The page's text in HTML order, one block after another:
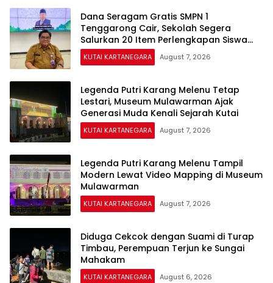
Dana Seragam Gratis SMPN 1
Tenggarong Cair, Sekolah Segera
Salurkan 20 Item Perlengkapan Siswa
Baru
KUTAI KARTANEGARA August 7, 2026
Legenda Putri Karang Melenu Tetap
Lestari, Museum Mulawarman Ajak
Generasi Muda Kenali Sejarah Kutai
KUTAI KARTANEGARA August 7, 2026
Legenda Putri Karang Melenu Tampil
Modern Lewat Video Mapping di Museum
Mulawarman
KUTAI KARTANEGARA August 7, 2026
Diduga Cekcok dengan Suami di Turap
Timbau, Perempuan Terjun ke Sungai
Mahakam
KUTAI KARTANEGARA August 6, 2026